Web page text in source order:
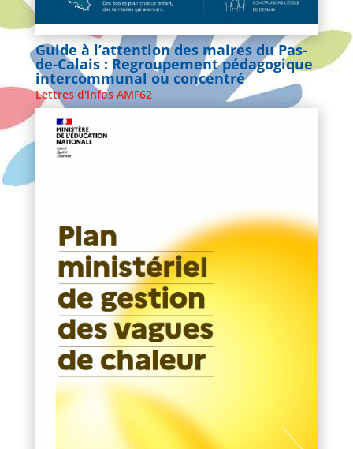
Guide à l’attention des maires du Pas-
de-Calais : Regroupement pédagogique
intercommunal ou concentré
Lettres d'infos AMF62